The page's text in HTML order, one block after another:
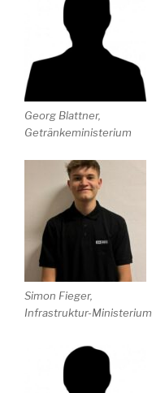
Georg Blattner,
Getränkeministerium
Simon Fieger,
Infrastruktur-Ministerium